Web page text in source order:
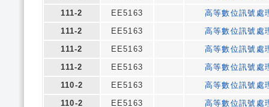
111-2
EE5163
高等數位訊號處
111-2
EE5163
高等數位訊號處
111-2
EE5163
高等數位訊號處
111-2
EE5163
高等數位訊號處
110-2
EE5163
高等數位訊號處
110-2
EE5163
高等數位訊號處